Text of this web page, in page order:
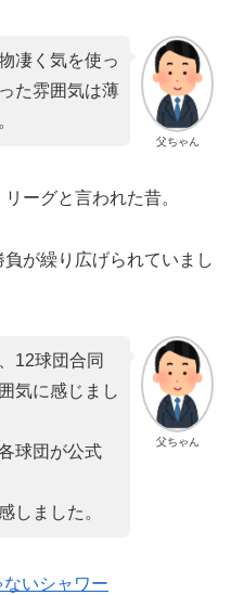
父ちゃん
凄く気を使っ
た雰囲気は薄
ーグと言われた昔。
が繰り広げられていまし
父ちゃん
12球団合同
気に感じまし
球団が公式
しました。
ないシャワー